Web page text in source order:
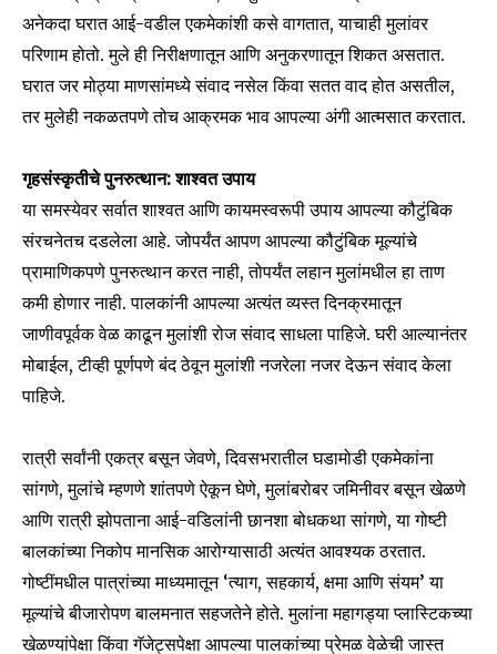
अनेकदा घरात आई-वडील एकमेकांशी कसे वागतात, याचाही मुलांवर
परिणाम होतो. मुले ही निरीक्षणातून आणि अनुकरणातून शिकत असतात.
घरात जर मोठ्या माणसांमध्ये संवाद नसेल किंवा सतत वाद होत असतील,
तर मुलेही नकळतपणे तोच आक्रमक भाव आपल्या अंगी आत्मसात करतात.
गृहसंस्कृतीचे पुनरुत्थान: शाश्वत उपाय
या समस्येवर सर्वात शाश्वत आणि कायमस्वरूपी उपाय आपल्या कौटुंबिक
संरचनेतच दडलेला आहे. जोपर्यंत आपण आपल्या कौटुंबिक मूल्यांचे
प्रामाणिकपणे पुनरुत्थान करत नाही, तोपर्यंत लहान मुलांमधील हा ताण
कमी होणार नाही. पालकांनी आपल्या अत्यंत व्यस्त दिनक्रमातून
जाणीवपूर्वक वेळ काढून मुलांशी रोज संवाद साधला पाहिजे. घरी आल्यानंतर
मोबाईल, टीव्ही पूर्णपणे बंद ठेवून मुलांशी नजरेला नजर देऊन संवाद केला
पाहिजे.
रात्री सर्वांनी एकत्र बसून जेवणे, दिवसभरातील घडामोडी एकमेकांना
सांगणे, मुलांचे म्हणणे शांतपणे ऐकून घेणे, मुलांबरोबर जमिनीवर बसून खेळणे
आणि रात्री झोपताना आई-वडिलांनी छानशा बोधकथा सांगणे, या गोष्टी
बालकांच्या निकोप मानसिक आरोग्यासाठी अत्यंत आवश्यक ठरतात.
गोष्टींमधील पात्रांच्या माध्यमातून ‘त्याग, सहकार्य, क्षमा आणि संयम’ या
मूल्यांचे बीजारोपण बालमनात सहजतेने होते. मुलांना महागड्या प्लास्टिकच्या
खेळण्यांपेक्षा किंवा गॅजेट्सपेक्षा आपल्या पालकांच्या प्रेमळ वेळेची जास्त